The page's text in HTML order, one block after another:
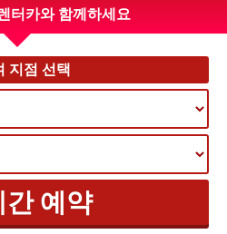
터카와 함께하세요
지점 선택